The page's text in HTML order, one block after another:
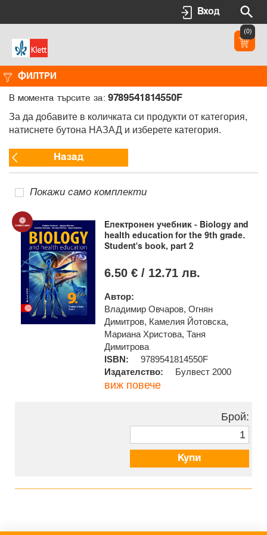
Вход
(0)
ФИЛТРИ
В момента търсите за: 9789541814550F
За да добавите в количката си продукти от категория,
натиснете бутона НАЗАД и изберете категория.
Назад
Покажи само комплекти
Електронен учебник - Biology and
health education for the 9th grade.
Student's book, part 2
6.50 € / 12.71 лв.
Автор:
Владимир Овчаров, Огнян
Димитров, Камелия Йотовска,
Мариана Христова, Таня
Димитрова
ISBN:
9789541814550F
Издателство:
Булвест 2000
виж повече
Брой:
Купи